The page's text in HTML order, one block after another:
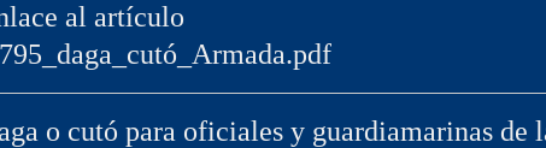
al artículo
o cutó para oficiales y guardiamarinas de